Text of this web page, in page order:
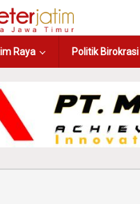
Raya Politik Birokrasi